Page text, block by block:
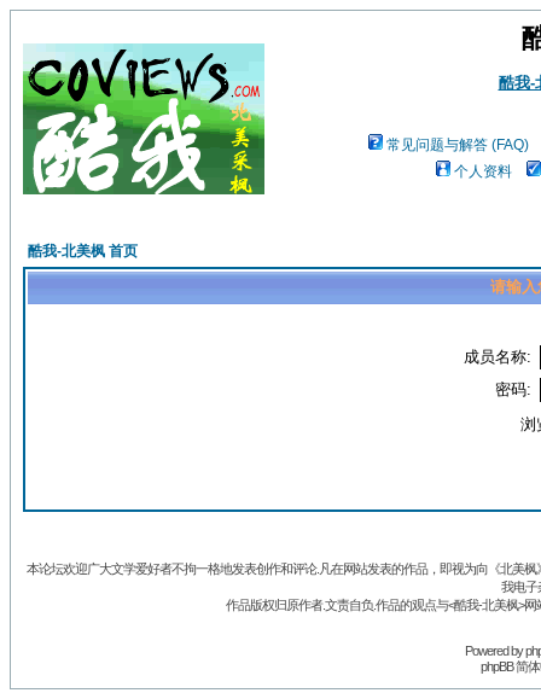
酷我-
常见问题与解答 (FAQ)
个人资料
酷我-北美枫 首页
请输入
成员名称:
密码:
浏
本论坛欢迎广大文学爱好者不拘一格地发表创作和评论.凡在网站发表的作品，即视为向《北美
我电子
作品版权归原作者.文责自负.作品的观点与<酷我-北美枫>
Powered by
phpBB 简